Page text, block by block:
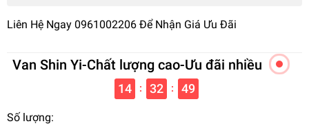
Liên Hệ Ngay 0961002206 Để Nhận Giá Ưu Đãi
Van Shin Yi-Chất lượng cao-Ưu đãi nhiều
14 : 32 : 48
Số lượng: